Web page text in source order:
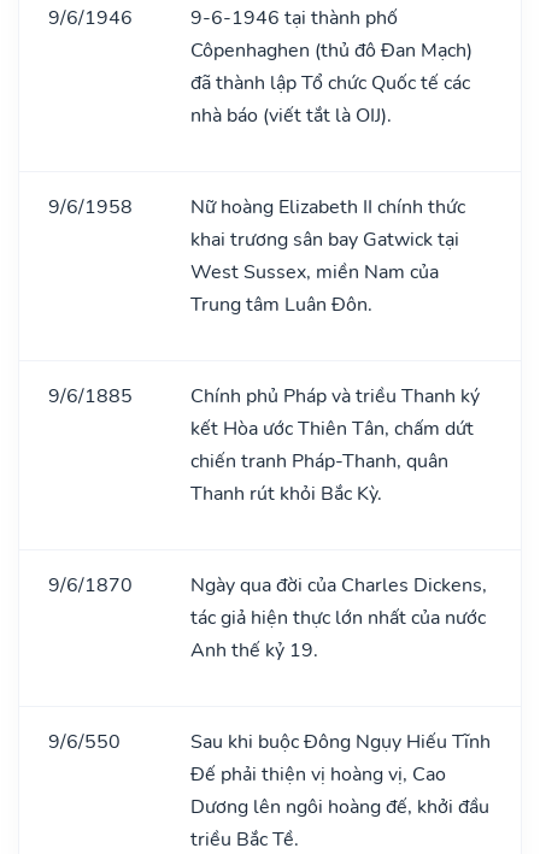
9/6/1946
9-6-1946 tại thành phố
Côpenhaghen (thủ đô Đan Mạch)
đã thành lập Tổ chức Quốc tế các
nhà báo (viết tắt là OIJ).
9/6/1958
Nữ hoàng Elizabeth II chính thức
khai trương sân bay Gatwick tại
West Sussex, miền Nam của
Trung tâm Luân Đôn.
9/6/1885
Chính phủ Pháp và triều Thanh ký
kết Hòa ước Thiên Tân, chấm dứt
chiến tranh Pháp-Thanh, quân
Thanh rút khỏi Bắc Kỳ.
9/6/1870
Ngày qua đời của Charles Dickens,
tác giả hiện thực lớn nhất của nước
Anh thế kỷ 19.
9/6/550
Sau khi buộc Đông Ngụy Hiếu Tĩnh
Đế phải thiện vị hoàng vị, Cao
Dương lên ngôi hoàng đế, khởi đầu
triều Bắc Tề.